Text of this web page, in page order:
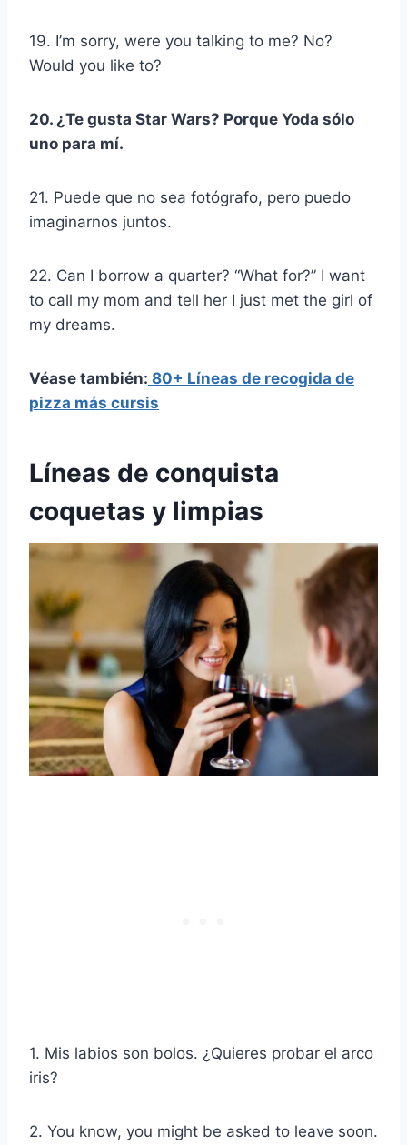
19. I’m sorry, were you talking to me? No?
Would you like to?
20. ¿Te gusta Star Wars? Porque Yoda sólo
uno para mí.
21. Puede que no sea fotógrafo, pero puedo
imaginarnos juntos.
22. Can I borrow a quarter? “What for?” I want
to call my mom and tell her I just met the girl of
my dreams.
Véase también: 80+ Líneas de recogida de
pizza más cursis
Líneas de conquista
coquetas y limpias
1. Mis labios son bolos. ¿Quieres probar el arco
iris?
2. You know, you might be asked to leave soon.